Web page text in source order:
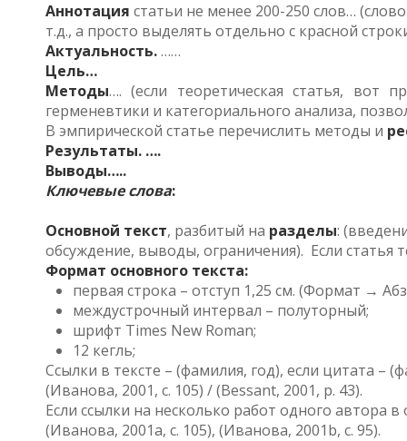
Аннотация статьи не менее 200-250 слов…
т.д., а просто выделять отдельно с красной
Актуальность.……
Цель…
Методы…. (если теоретическая статья, вот
герменевтики и категориального анализа,
В эмпирической статье перечислить методы и
Результаты. ….
Выводы…..
Ключевые слова:
Основной текст, разбитый на разделы:
обсуждение, выводы, ограничения). Если статья
Формат основного текста:
первая строка – отступ 1,25 см. (Формат →
междустрочный интервал – полуторный;
шрифт Times New Roman;
12 кегль;
Ссылки в тексте – (фамилия, год), если цитата –
(Иванова, 2001, с. 105) / (Bessant, 2001, p. 43).
Если ссылки на несколько работ одного
(Иванова, 2001a, с. 105), (Иванова, 2001b, с. 95).